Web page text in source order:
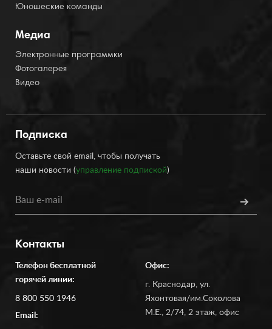
Юношеские команды
Медиа
Электронные программки
Фотогалерея
Видео
Подписка
Оставьте свой email, чтобы получать
наши новости (управление подпиской)
Контакты
Телефон бесплатной
горячей линии:
8 800 550 1946
Email:
Офис:
г. Краснодар, ул.
Яхонтовая/им.Соколова
М.Е., 2/74, 2 этаж, офис